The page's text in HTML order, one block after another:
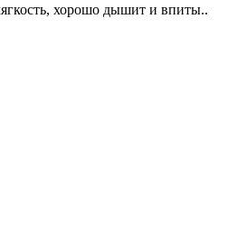
хорошо дышит и впиты..